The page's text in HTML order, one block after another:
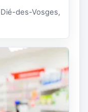
des-Vosges,